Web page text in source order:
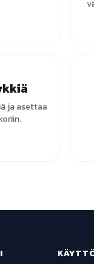
ja asettaa